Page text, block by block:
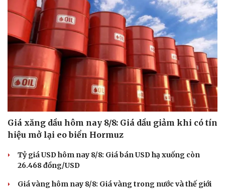
Văn hóa
Sân khấu - Điện ảnh
Văn học
Âm nhạc
Di sản
Giải trí
Nghệ sĩ
Thời trang
Sao Việt
Giá xăng dầu hôm nay 8/8: Giá dầu giảm khi có tín
hiệu mở lại eo biển Hormuz
Tỷ giá USD hôm nay 8/8: Giá bán USD hạ xuống còn
26.468 đồng/USD
Giá vàng hôm nay 8/8: Giá vàng trong nước và thế giới